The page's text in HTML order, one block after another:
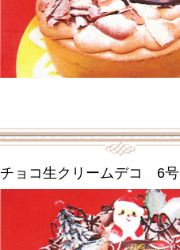
チョコ生クリームデコ 6号